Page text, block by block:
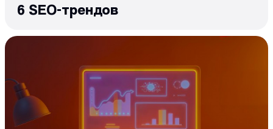
6 SEO-трендов